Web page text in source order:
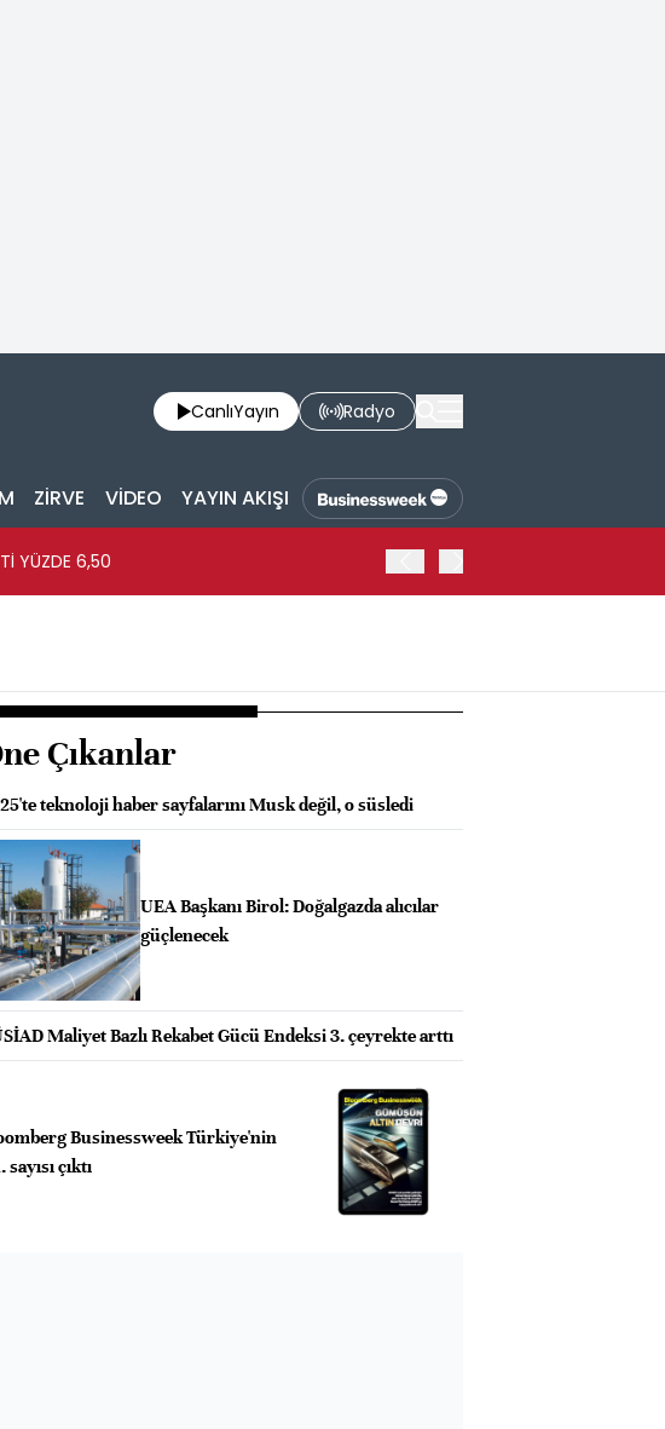
CanlıYayın Radyo
ZİRVE VİDEO YAYIN AKIŞI
YÜZDE 6,50
Çıkanlar
teknoloji haber sayfalarını Musk değil, o süsledi
UEA Başkanı Birol: Doğalgazda alıcılar
güçlenecek
Maliyet Bazlı Rekabet Gücü Endeksi 3. çeyrekte arttı
Businessweek Türkiye'nin
sayısı çıktı